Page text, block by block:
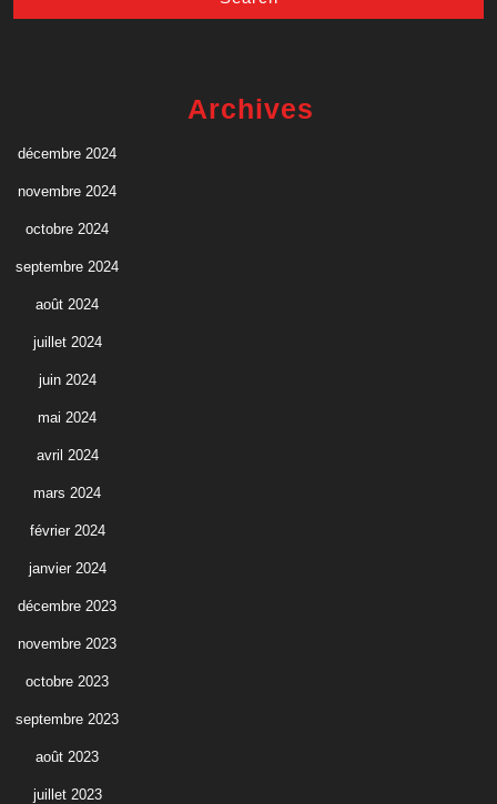
Archives
décembre 2024
novembre 2024
octobre 2024
septembre 2024
août 2024
juillet 2024
juin 2024
mai 2024
avril 2024
mars 2024
février 2024
janvier 2024
décembre 2023
novembre 2023
octobre 2023
septembre 2023
août 2023
juillet 2023